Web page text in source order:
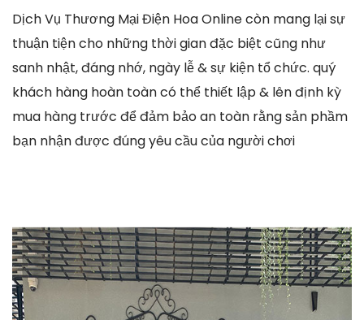
Dịch Vụ Thương Mại Điện Hoa Online còn mang lại sự
thuận tiện cho những thời gian đặc biệt cũng như
sanh nhật, đáng nhớ, ngày lễ & sự kiện tổ chức. quý
khách hàng hoàn toàn có thể thiết lập & lên định kỳ
mua hàng trước để đảm bảo an toàn rằng sản phầm
bạn nhận được đúng yêu cầu của người chơi